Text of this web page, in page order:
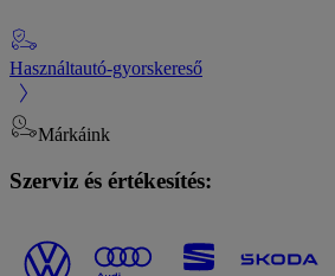
Használtautó-gyorskereső
Márkáink
Szerviz és értékesítés: